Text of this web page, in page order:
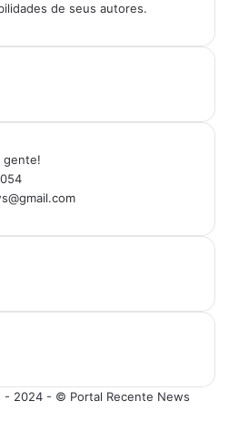
de seus autores.
gente!
- 2024 - © Portal Recente News